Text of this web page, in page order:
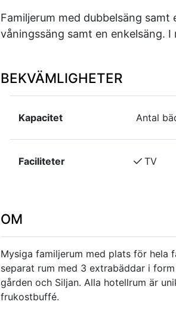
Familjerum med dubbelsäng
våningssäng samt en enkelsäng.
BEKVÄMLIGHETER
Kapacitet Antal
Faciliteter TV
OM
Mysiga familjerum med plats för hela
separat rum med 3 extrabäddar i
gården och Siljan. Alla hotellrum är
frukostbuffé.